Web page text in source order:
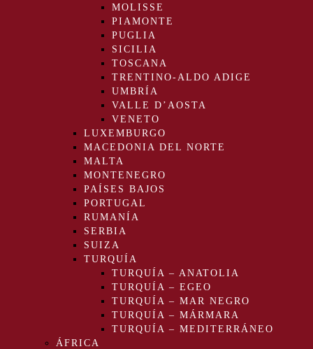
MOLISSE
PIAMONTE
PUGLIA
SICILIA
TOSCANA
TRENTINO-ALDO ADIGE
UMBRÍA
VALLE D’AOSTA
VENETO
LUXEMBURGO
MACEDONIA DEL NORTE
MALTA
MONTENEGRO
PAÍSES BAJOS
PORTUGAL
RUMANÍA
SERBIA
SUIZA
TURQUÍA
TURQUÍA – ANATOLIA
TURQUÍA – EGEO
TURQUÍA – MAR NEGRO
TURQUÍA – MÁRMARA
TURQUÍA – MEDITERRÁNEO
ÁFRICA